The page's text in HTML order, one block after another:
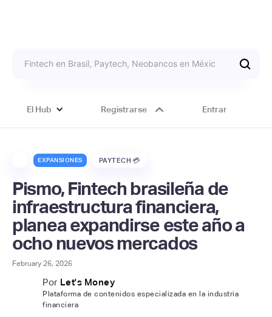
El Hub Registrarse Entrar
EXPANSIONES PAYTECH 💳
Pismo, Fintech brasileña de
infraestructura financiera,
planea expandirse este año a
ocho nuevos mercados
February 26, 2026
Por Let's Money
Plataforma de contenidos especializada en la industria
financiera